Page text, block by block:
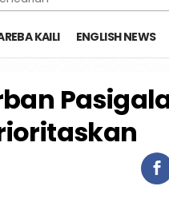
KAILI ENGLISH NEWS